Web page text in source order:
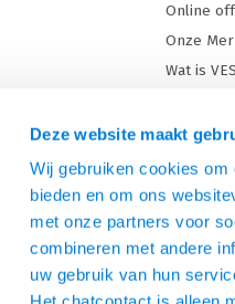
Deze website maakt
Wij gebruiken cookies
bieden en om ons
met onze partners voor
combineren met andere
uw gebruik van hun
Online
Onze
Wat is
TV
TV lift
SiteMap